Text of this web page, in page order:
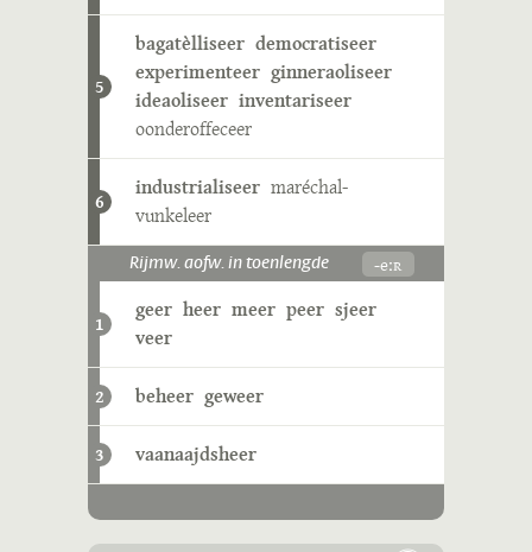
5
bagatèlliseer democratiseer
experimenteer ginneraoliseer
ideaoliseer inventariseer
oonderoffeceer
6
industrialiseer maréchal-
vunkeleer
Rijmw. aofw. in toenlengde -eːʀ
1
geer heer meer peer sjeer
veer
2 beheer geweer
3 vaanaajdsheer